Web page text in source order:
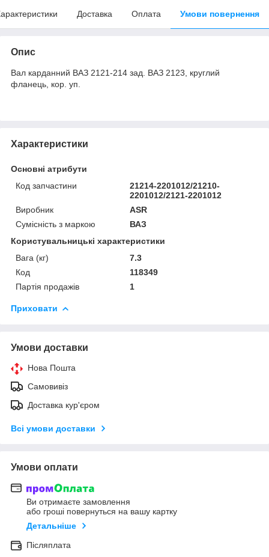
Доставка Оплата Умови повернення
Опис
Вал карданний ВАЗ 2121-214 зад. ВАЗ 2123, круглий
фланець, кор. уп.
Характеристики
Основні атрибути
Код запчастини
21214-2201012/21210-
2201012/2121-2201012
Виробник
ASR
Сумісність з маркою
ВАЗ
Користувальницькі характеристики
Вага (кг)
7.3
Код
118349
Партія продажів
1
Приховати
Умови доставки
Нова Пошта
Самовивіз
Доставка кур'єром
Всі умови доставки
Умови оплати
Ви отримаєте замовлення
або гроші повернуться на вашу картку
Детальніше
Післяплата